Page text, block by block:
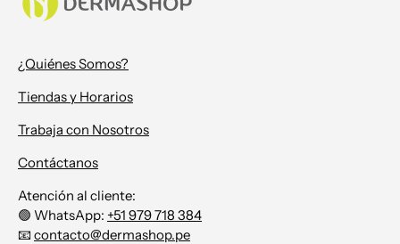
¿Quiénes Somos?
Tiendas y Horarios
Trabaja con Nosotros
Contáctanos
Atención al cliente:
🟢 WhatsApp: +51 979 718 384
📧 contacto@dermashop.pe